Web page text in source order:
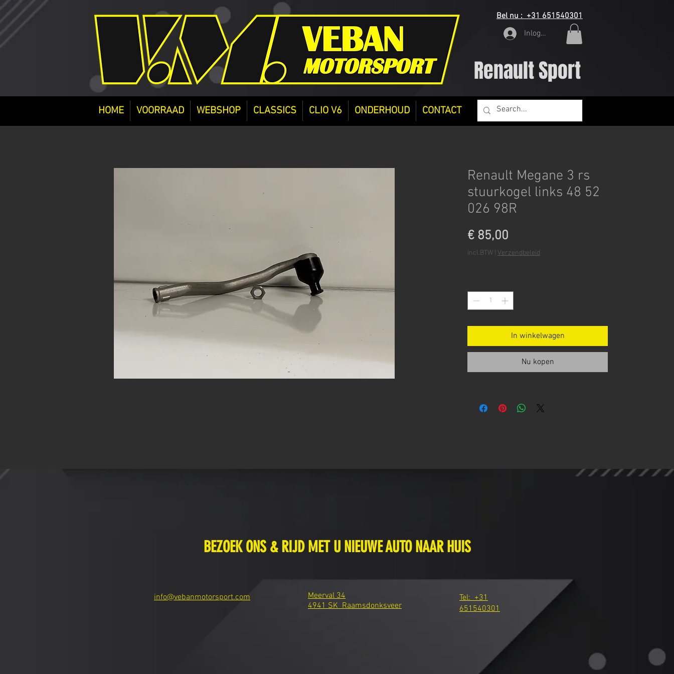
Bel nu : +31 651540301
Inloggen
Renault Sport
Renault Megane 3 rs
stuurkogel links 48 52
026 98R
€ 85,00
incl.BTW Verzendbeleid
In winkelwagen
Nu kopen
HOME VOORRAAD WEBSHOP CLASSICS CLIO V6 ONDERHOUD CONTACT
BEZOEK ONS & RIJD MET U NIEUWE AUTO NAAR HUIS
info@vebanmotorsport.com
Meerval 34
4941 SK Raamsdonksveer
Tel: +31
651540301